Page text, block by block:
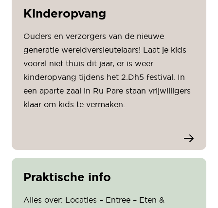
Kinderopvang
Ouders en verzorgers van de nieuwe
generatie wereldversleutelaars! Laat je kids
vooral niet thuis dit jaar, er is weer
kinderopvang tijdens het 2.Dh5 festival. In
een aparte zaal in Ru Pare staan vrijwilligers
klaar om kids te vermaken.
Praktische info
Alles over: Locaties – Entree – Eten &